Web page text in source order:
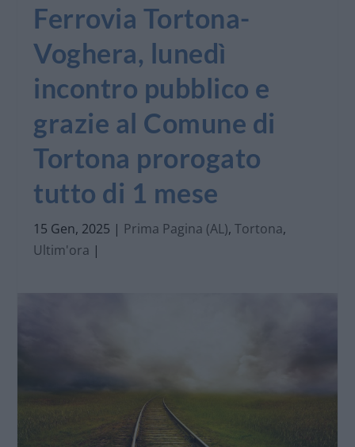
Ferrovia Tortona-
Voghera, lunedì
incontro pubblico e
grazie al Comune di
Tortona prorogato
tutto di 1 mese
15 Gen, 2025 | Prima Pagina (AL),Tortona,
Ultim'ora |